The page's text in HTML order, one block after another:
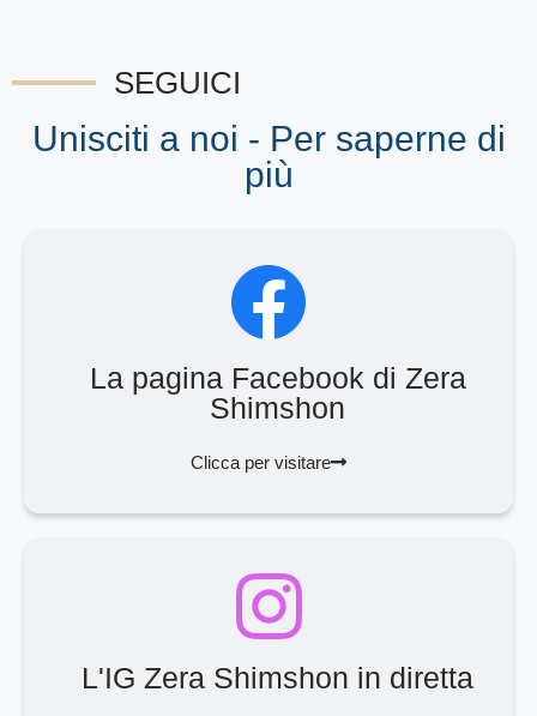
SEGUICI
Unisciti a noi - Per saperne di
più
La pagina Facebook di Zera
Shimshon
Clicca per visitare
L'IG Zera Shimshon in diretta